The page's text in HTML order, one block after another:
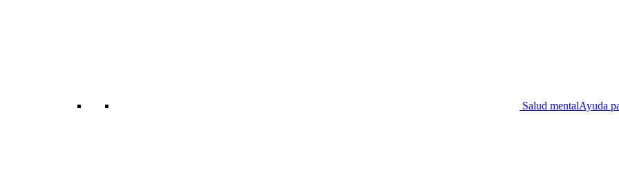
Salud mentalAyuda